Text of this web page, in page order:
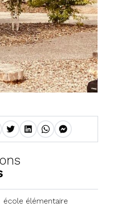
école élémentaire